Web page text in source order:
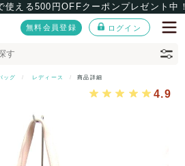
使える500円OFFクーポンプレゼント中
無料会員登録 ログイン
ッグ レディース 商品詳細
4.9